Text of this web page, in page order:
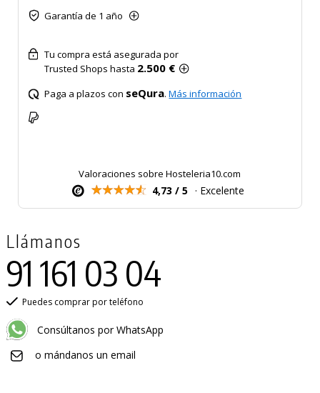
Garantía de 1 año
Tu compra está asegurada por
Trusted Shops hasta 2.500 €
Paga a plazos con seQura.Más información
Valoraciones sobre Hosteleria10.com
4,73 / 5 · Excelente
Llámanos
91 161 03 04
Puedes comprar por teléfono
Consúltanos por WhatsApp
o mándanos un email